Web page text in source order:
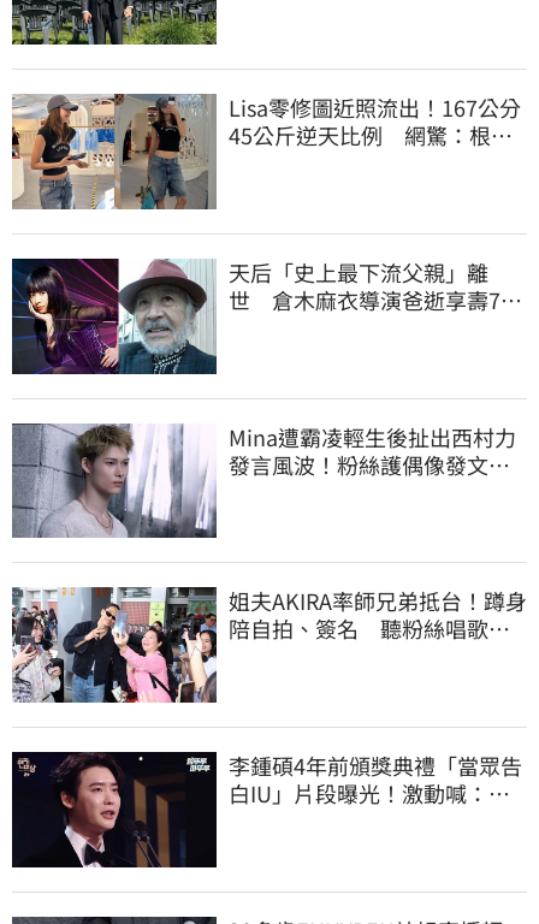
Lisa零修圖近照流出！167公分
45公斤逆天比例 網驚：根本
天后「史上最下流父親」離
世 倉木麻衣導演爸逝享壽76
Mina遭霸凌輕生後扯出西村力
發言風波！粉絲護偶像發文：
姐夫AKIRA率師兄弟抵台！蹲身
陪自拍、簽名 聽粉絲唱歌羞
李鍾碩4年前頒獎典禮「當眾告
白IU」片段曝光！激動喊：很